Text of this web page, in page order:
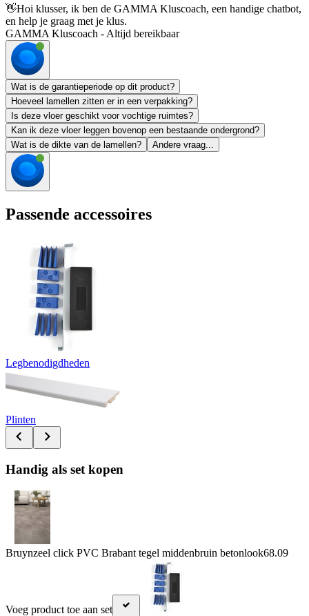
👋Hoi klusser, ik ben de GAMMA Kluscoach, een handige chatbot,
en help je graag met je klus.
GAMMA Kluscoach - Altijd bereikbaar
Wat is de garantieperiode op dit product?
Hoeveel lamellen zitten er in een verpakking?
Is deze vloer geschikt voor vochtige ruimtes?
Kan ik deze vloer leggen bovenop een bestaande ondergrond?
Wat is de dikte van de lamellen?
Andere vraag...
Passende accessoires
Legbenodigdheden
Plinten
Handig als set kopen
Bruynzeel click PVC Brabant tegel middenbruin betonlook68.09
Voeg product toe aan set